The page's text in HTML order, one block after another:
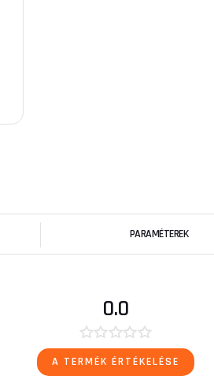
PARAMÉTEREK
0.0
A TERMÉK ÉRTÉKELÉSE